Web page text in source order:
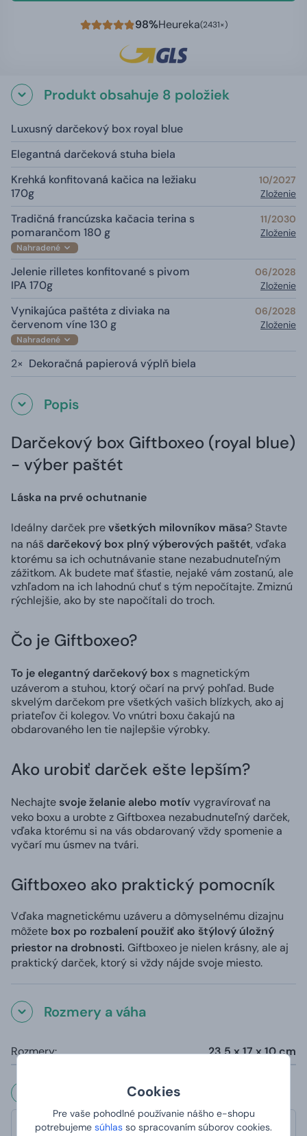
Cookies
Pre vaše pohodlné používanie nášho e-shopu
potrebujeme súhlas so spracovaním súborov cookies.
98%Heureka(2431×)
Produkt obsahuje 8 položiek
Luxusný darčekový box royal blue
Elegantná darčeková stuha biela
Krehká konfitovaná kačica na ležiaku
170g
10/2027
Zloženie
Tradičná francúzska kačacia terina s
pomarančom 180 g
Nahradené
11/2030
Zloženie
Jelenie rilletes konfitované s pivom
IPA 170g
06/2028
Zloženie
Vynikajúca paštéta z diviaka na
červenom víne 130 g
Nahradené
06/2028
Zloženie
2× Dekoračná papierová výplň biela
Popis
Darčekový box Giftboxeo (royal blue)
- výber paštét
Láska na prvé ochutnanie
Ideálny darček prevšetkých milovníkov mäsa? Stavte
na náš darčekový box plný výberových paštét, vďaka
ktorému sa ich ochutnávanie stane nezabudnuteľným
zážitkom. Ak budete mať šťastie, nejaké vám zostanú, ale
vzhľadom na ich lahodnú chuť s tým nepočítajte. Zmiznú
rýchlejšie, ako by ste napočítali do troch.
Čo je Giftboxeo?
To je elegantný darčekový box s magnetickým
uzáverom a stuhou, ktorý očarí na prvý pohľad. Bude
skvelým darčekom pre všetkých vašich blízkych, ako aj
priateľov či kolegov. Vo vnútri boxu čakajú na
obdarovaného len tie najlepšie výrobky.
Ako urobiť darček ešte lepším?
Nechajte svoje želanie alebo motívvygravírovať na
veko boxu a urobte z Giftboxea nezabudnuteľný darček,
vďaka ktorému si na vás obdarovaný vždy spomenie a
vyčarí mu úsmev na tvári.
Giftboxeo ako praktický pomocník
Vďaka magnetickému uzáveru a dômyselnému dizajnu
môžete box po rozbalení použiť ako štýlový úložný
priestor na drobnosti. Giftboxeo je nielen krásny, ale aj
praktický darček, ktorý si vždy nájde svoje miesto.
Rozmery a váha
Rozmery: 23,5 x 17 x 10 cm
Čo hovoria naši zákazníci?
Ľuboš